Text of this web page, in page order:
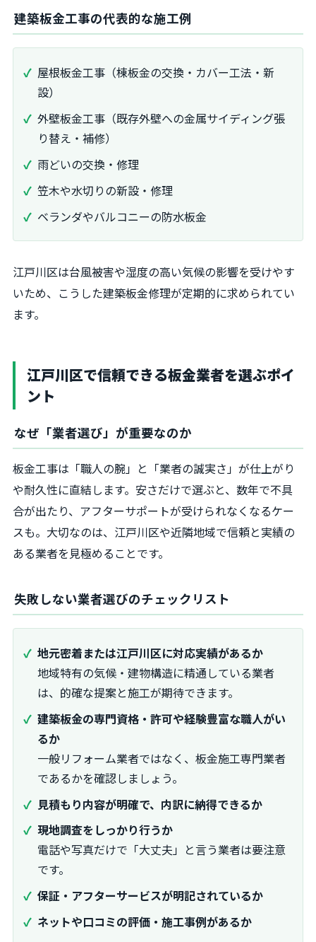
建築板金工事の代表的な施工例
屋根板金工事（棟板金の交換・カバー工法・新
設）
外壁板金工事（既存外壁への金属サイディング張
り替え・補修）
雨どいの交換・修理
笠木や水切りの新設・修理
ベランダやバルコニーの防水板金
江戸川区は台風被害や湿度の高い気候の影響を受けやす
いため、こうした建築板金修理が定期的に求められてい
ます。
江戸川区で信頼できる板金業者を選ぶポイ
ント
なぜ「業者選び」が重要なのか
板金工事は「職人の腕」と「業者の誠実さ」が仕上がり
や耐久性に直結します。安さだけで選ぶと、数年で不具
合が出たり、アフターサポートが受けられなくなるケー
スも。大切なのは、江戸川区や近隣地域で信頼と実績の
ある業者を見極めることです。
失敗しない業者選びのチェックリスト
地元密着または江戸川区に対応実績があるか
地域特有の気候・建物構造に精通している業者
は、的確な提案と施工が期待できます。
建築板金の専門資格・許可や経験豊富な職人がい
るか
一般リフォーム業者ではなく、板金施工専門業者
であるかを確認しましょう。
見積もり内容が明確で、内訳に納得できるか
現地調査をしっかり行うか
電話や写真だけで「大丈夫」と言う業者は要注意
です。
保証・アフターサービスが明記されているか
ネットや口コミの評価・施工事例があるか